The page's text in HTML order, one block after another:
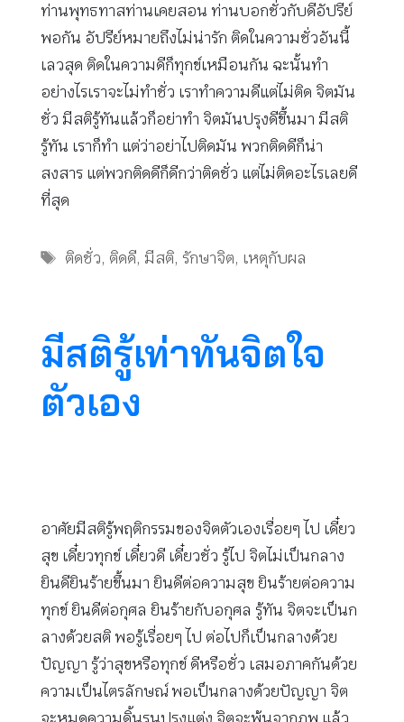
ท่านพุทธทาสท่านเคยสอน ท่านบอกชั่วกับดีอัปรีย์
พอกัน อัปรีย์หมายถึงไม่น่ารัก ติดในความชั่วอันนี้
เลวสุด ติดในความดีก็ทุกข์เหมือนกัน ฉะนั้นทำ
อย่างไรเราจะไม่ทำชั่ว เราทำความดีแต่ไม่ติด จิตมัน
ชั่ว มีสติรู้ทันแล้วก็อย่าทำ จิตมันปรุงดีขึ้นมา มีสติ
รู้ทัน เราก็ทำ แต่ว่าอย่าไปติดมัน พวกติดดีก็น่า
สงสาร แต่พวกติดดีก็ดีกว่าติดชั่ว แต่ไม่ติดอะไรเลยดี
ที่สุด
Tags
ติดชั่ว, ติดดี, มีสติ, รักษาจิต, เหตุกับผล
มีสติรู้เท่าทันจิตใจ
ตัวเอง
อาศัยมีสติรู้พฤติกรรมของจิตตัวเองเรื่อยๆ ไป เดี๋ยว
สุข เดี๋ยวทุกข์ เดี๋ยวดี เดี๋ยวชั่ว รู้ไป จิตไม่เป็นกลาง
ยินดียินร้ายขึ้นมา ยินดีต่อความสุข ยินร้ายต่อความ
ทุกข์ ยินดีต่อกุศล ยินร้ายกับอกุศล รู้ทัน จิตจะเป็นก
ลางด้วยสติ พอรู้เรื่อยๆ ไป ต่อไปก็เป็นกลางด้วย
ปัญญา รู้ว่าสุขหรือทุกข์ ดีหรือชั่ว เสมอภาคกันด้วย
ความเป็นไตรลักษณ์ พอเป็นกลางด้วยปัญญา จิต